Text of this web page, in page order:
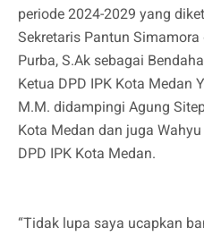
periode 2024-2029 yang
Sekretaris Pantun
Purba, S.Ak sebagai
Ketua DPD IPK Kota Medan
M.M. didampingi Agung
Kota Medan dan juga
DPD IPK Kota Medan.
“Tidak lupa saya ucapkan